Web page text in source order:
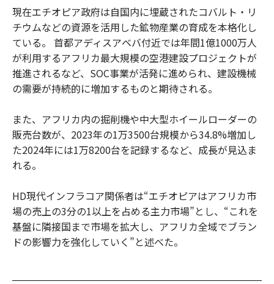
現在エチオピア政府は自国内に埋蔵されたコバルト・リ
チウムなどの資源を活用した鉱物産業の育成を本格化し
ている。 首都アディスアベバ付近では年間1億1000万人
が利用するアフリカ最大規模の空港建設プロジェクトが
推進されるなど、SOC事業が活発に進められ、建設機械
の需要が持続的に増加するものと期待される。
また、アフリカ内の掘削機や中大型ホイールローダーの
販売台数が、2023年の1万3500台規模から34.8%増加し
た2024年には1万8200台を記録するなど、成長が見込ま
れる。
HD現代インフラコア関係者は“エチオピアはアフリカ市
場の売上の3分の1以上を占める主力市場”とし、“これを
基盤に隣接国まで市場を拡大し、アフリカ全域でブラン
ドの影響力を強化していく”と述べた。